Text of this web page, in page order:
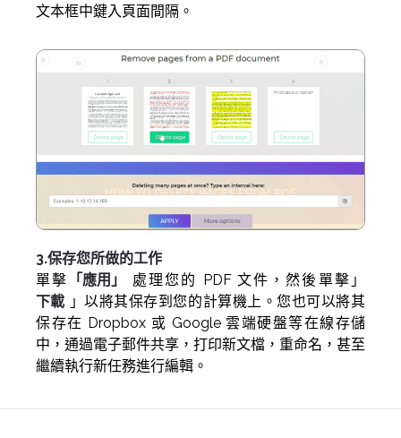
文本框中鍵入頁面間隔。
3.保存您所做的工作
單擊
「應用」
處理您的 PDF 文件，然後單擊」
下載 」以將其保存到您的計算機上。您也可以將其
保存在 Dropbox 或 Google 雲端硬盤等在線存儲
中，通過電子郵件共享，打印新文檔，重命名，甚至
繼續執行新任務進行編輯。